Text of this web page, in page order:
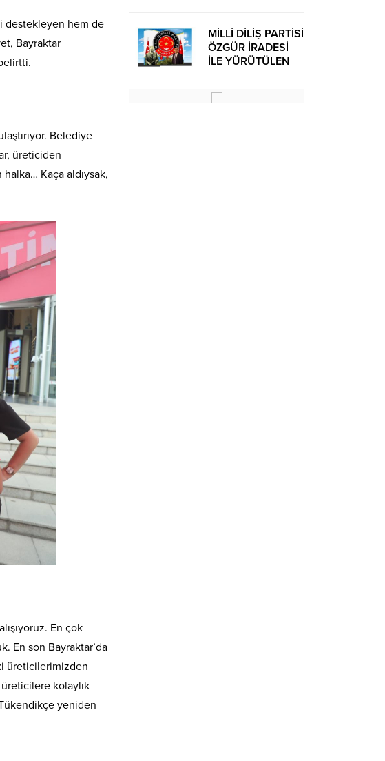
destekleyen hem de
Bayraktar
Belediye
üreticiden
Kaça aldıysak,
En çok
En son Bayraktar’da
üreticilerimizden
üreticilere kolaylık
yeniden
Basın Açıklaması
MİLLİ DİLİŞ PARTİSİ
ÖZGÜR İRADESİ
İLE YÜRÜTÜLEN
OLUŞUMUDUR